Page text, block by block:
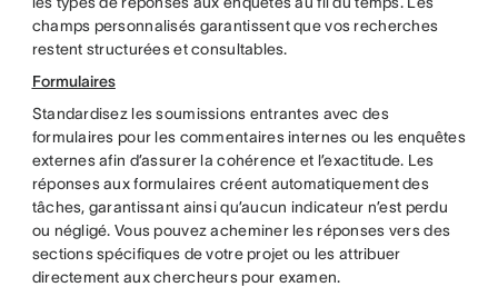
champs personnalisés garantissent que vos recherches
restent structurées et consultables.
Formulaires
Standardisez les soumissions entrantes avec des
formulaires pour les commentaires internes ou les enquêtes
externes afin d’assurer la cohérence et l’exactitude. Les
réponses aux formulaires créent automatiquement des
tâches, garantissant ainsi qu’aucun indicateur n’est perdu
ou négligé. Vous pouvez acheminer les réponses vers des
sections spécifiques de votre projet ou les attribuer
directement aux chercheurs pour examen.